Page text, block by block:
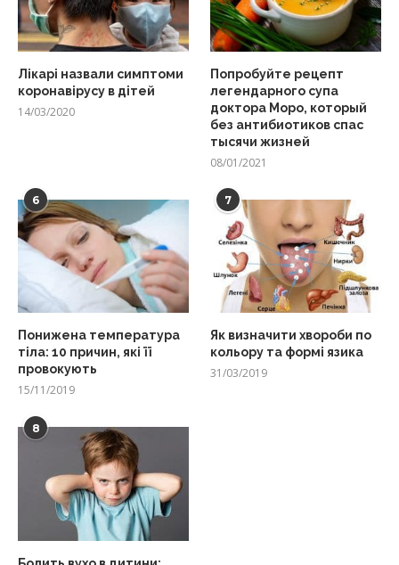
Лікарі назвали симптоми
коронавірусу в дітей
14/03/2020
Попробуйте рецепт
легендарного супа
доктора Моро, который
без антибиотиков спас
тысячи жизней
08/01/2021
6
Понижена температура
тіла: 10 причин, які її
провокують
15/11/2019
7
Як визначити хвороби по
кольору та формі язика
31/03/2019
8